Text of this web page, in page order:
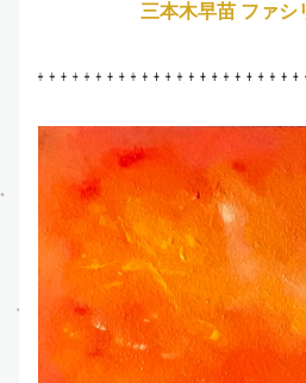
三本木早苗 ファシ